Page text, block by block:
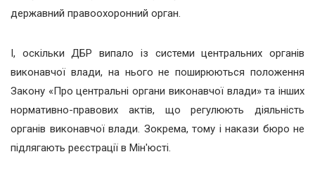
державний правоохоронний орган.
І, оскільки ДБР випало із системи центральних органів
виконавчої влади, на нього не поширюються положення
Закону «Про центральні органи виконавчої влади» та інших
нормативно-правових актів, що регулюють діяльність
органів виконавчої влади. Зокрема, тому і накази бюро не
підлягають реєстрації в Мін'юсті.